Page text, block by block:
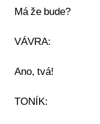
Má že bude?
VÁVRA:
Ano, tvá!
TONÍK: